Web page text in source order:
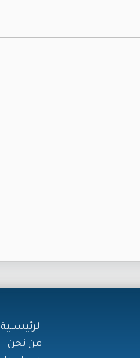
الرئيســية
من نحن